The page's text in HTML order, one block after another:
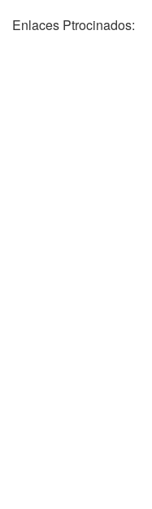
Enlaces Ptrocinados: